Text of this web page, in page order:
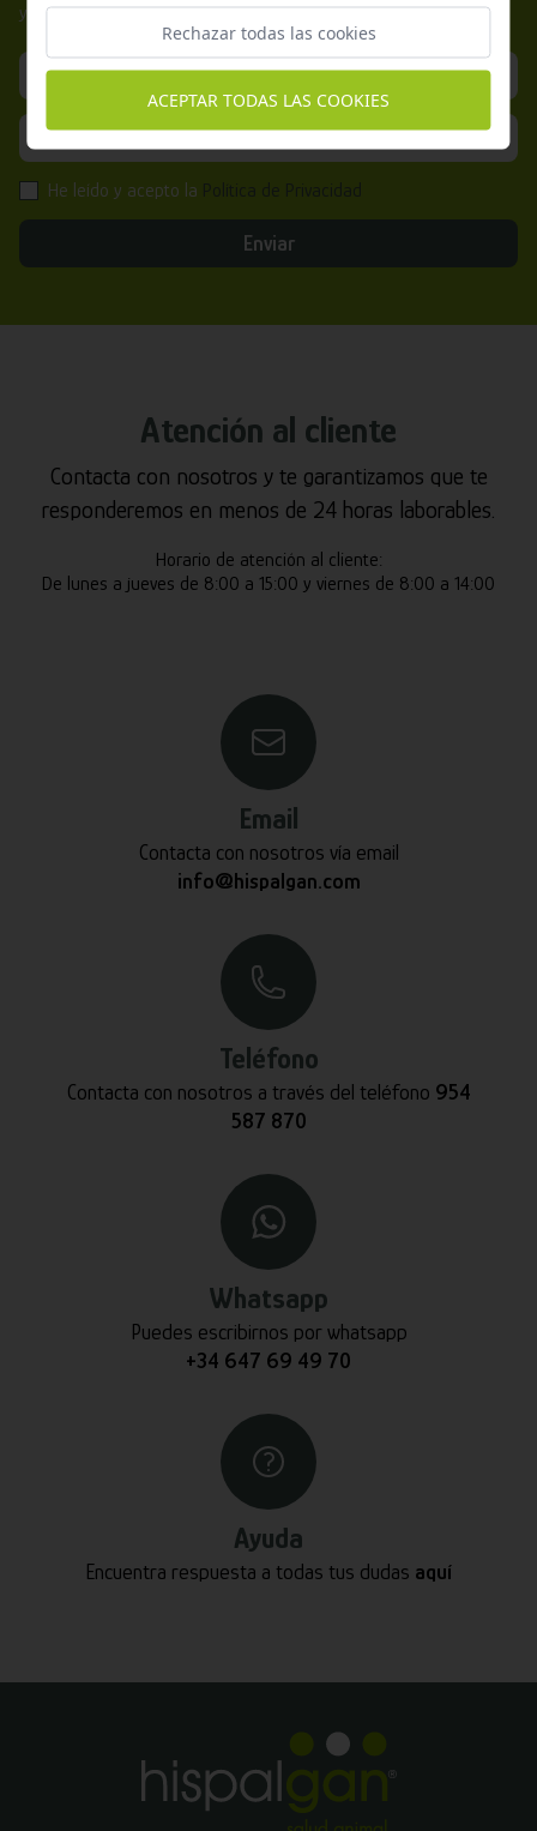
y promociones exclusivas.
He leído y acepto la
Enviar
Atención al cliente
Contacta con nosotros y te garantizamos que te
responderemos en menos de 24 horas laborables.
Horario de atención al cliente:
De lunes a jueves de 8:00 a 15:00 y viernes de 8:00 a 14:00
Email
Contacta con nosotros vía email
info@hispalgan.com
Teléfono
Contacta con nosotros a través del teléfono 954
587 870
Whatsapp
Puedes escribirnos por whatsapp
+34 647 69 49 70
Ayuda
Encuentra respuesta a todas tus dudas aquí
Rechazar todas las cookies
ACEPTAR TODAS LAS COOKIES